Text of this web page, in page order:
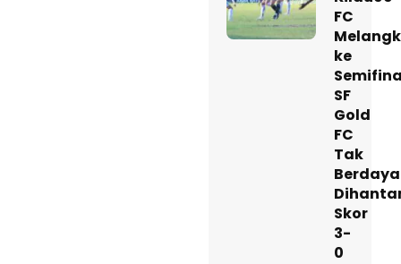
FC
ke
SF
Gold
FC
Tak
Berdaya
Skor
3-
0